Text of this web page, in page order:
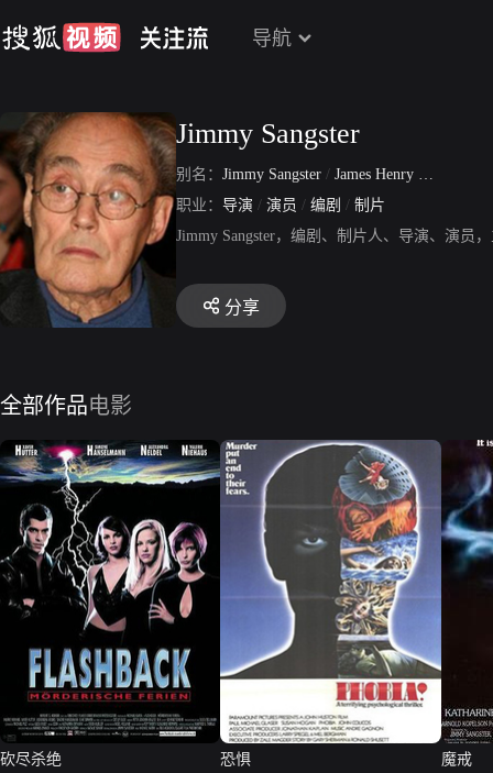
导航
Jimmy Sangster
别名： Jimmy Sangster / James Henry Kimmel Sangster
职业： 导演 / 演员 / 编剧 / 制片
Jimmy Sangster，编剧、制片人、导演、演员
分享
全部作品电影
砍尽杀绝
恐惧
魔戒